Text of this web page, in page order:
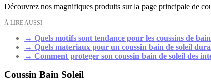
Découvrez nos magnifiques produits sur la page principale de
À LIRE AUSSI
→ Quels motifs sont tendance pour les coussins de
→ Quels materiaux pour un coussin bain de soleil
→ Comment proteger son coussin bain de soleil des
Coussin Bain Soleil